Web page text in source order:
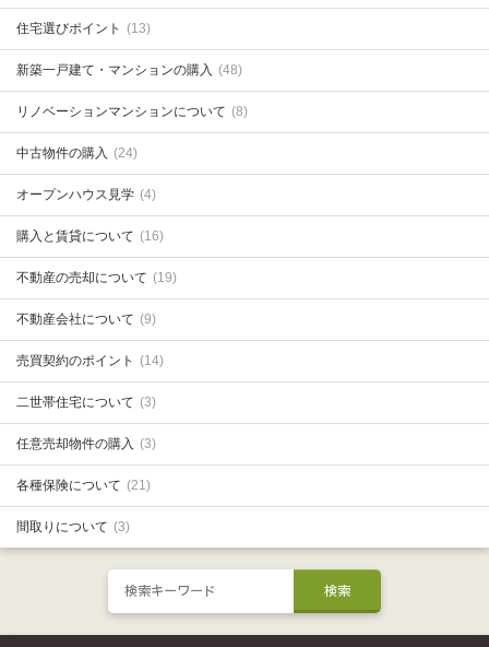
住宅選びポイント (13)
新築一戸建て・マンションの購入 (48)
リノベーションマンションについて (8)
中古物件の購入 (24)
オープンハウス見学 (4)
購入と賃貸について (16)
不動産の売却について (19)
不動産会社について (9)
売買契約のポイント (14)
二世帯住宅について (3)
任意売却物件の購入 (3)
各種保険について (21)
間取りについて (3)